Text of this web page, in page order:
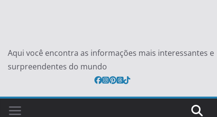
Aqui você encontra as informações mais interessantes e
surpreendentes do mundo